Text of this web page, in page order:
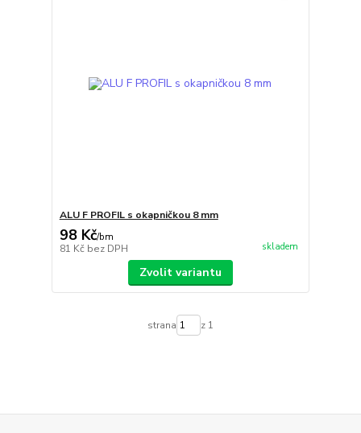
ALU F PROFIL s okapničkou 8 mm
98 Kč/bm
81 Kč bez DPH skladem
Zvolit variantu
strana z 1